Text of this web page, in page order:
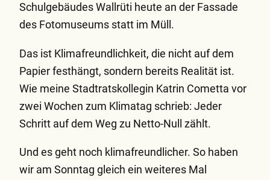
Schulgebäudes Wallrüti heute an der Fassade
des Fotomuseums statt im Müll.
Das ist Klimafreundlichkeit, die nicht auf dem
Papier festhängt, sondern bereits Realität ist.
Wie meine Stadtratskollegin Katrin Cometta vor
zwei Wochen zum Klimatag schrieb: Jeder
Schritt auf dem Weg zu Netto-Null zählt.
Und es geht noch klimafreundlicher. So haben
wir am Sonntag gleich ein weiteres Mal